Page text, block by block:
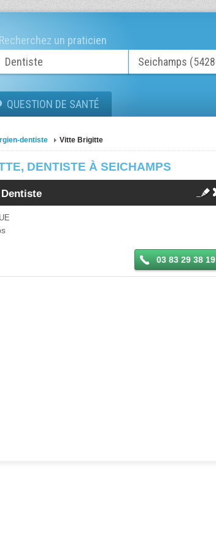
Recherchez un praticien
QUESTION DE SANTÉ
dentiste Vitte Brigitte
DENTISTE À SEICHAMPS
03 83 29 38 19